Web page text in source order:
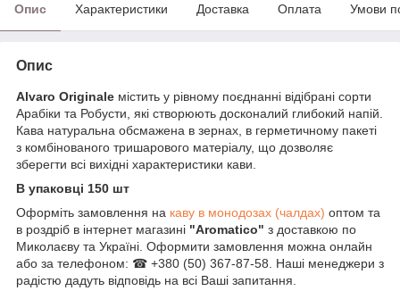
Опис Характеристики Доставка Оплата Умови
Опис
Alvaro Originale містить у рівному поєднанні відібрані сорти
Арабіки та Робусти, які створюють досконалий глибокий напій.
Кава натуральна обсмажена в зернах, в герметичному пакеті
з комбінованого тришарового матеріалу, що дозволяє
зберегти всі вихідні характеристики кави.
В упаковці 150 шт
Оформіть замовлення на каву в монодозах (чалдах) оптом та
в роздріб в інтернет магазині "Aromatico" з доставкою по
Миколаєву та Україні. Оформити замовлення можна онлайн
або за телефоном: ☎ +380 (50) 367-87-58. Наші менеджери з
радістю дадуть відповідь на всі Ваші запитання.